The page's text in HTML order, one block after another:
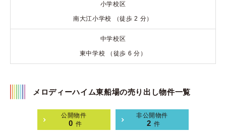
小学校区
南大江小学校 （徒歩 2 分）
中学校区
東中学校 （徒歩 6 分）
メロディーハイム東船場の売り出し物件一覧
公開物件
0 件
非公開物件
2 件